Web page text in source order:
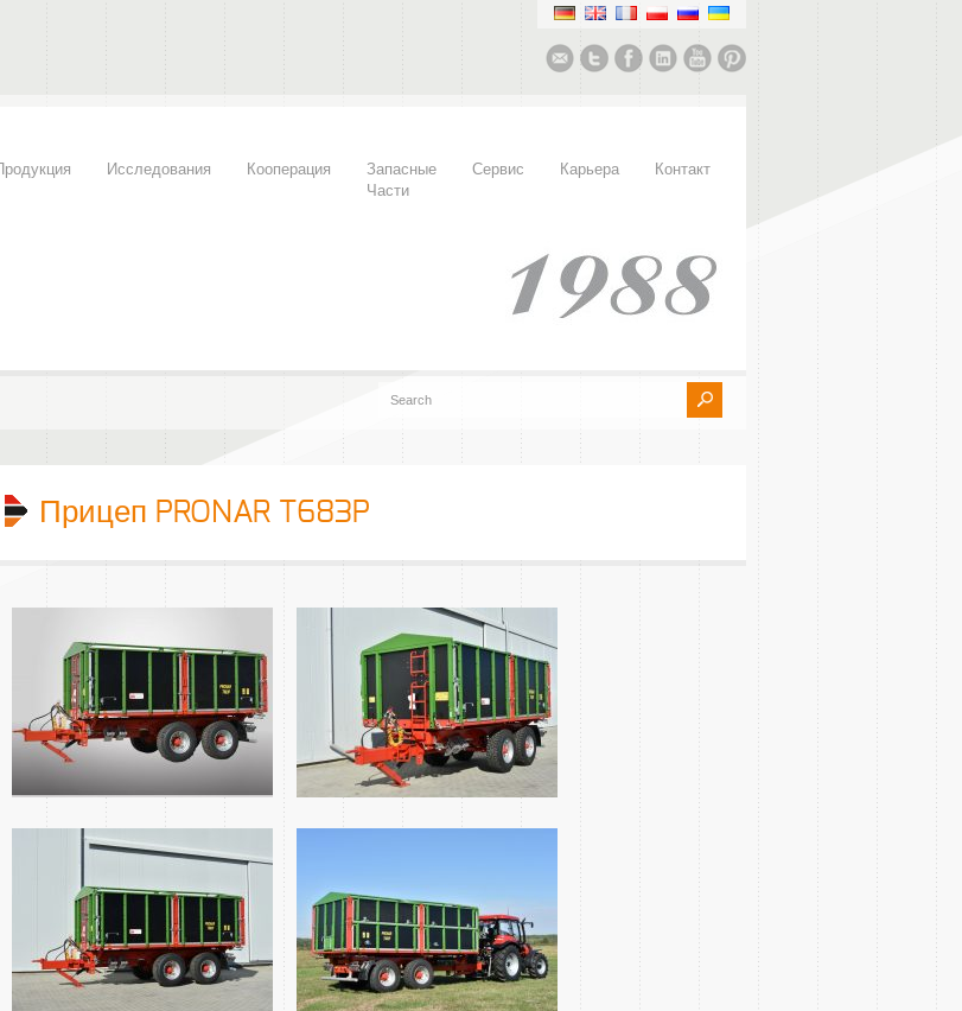
Продукция Исследования Кооперация
Запасные
Части
Сервис Карьера Контакт
Прицеп PRONAR T683P